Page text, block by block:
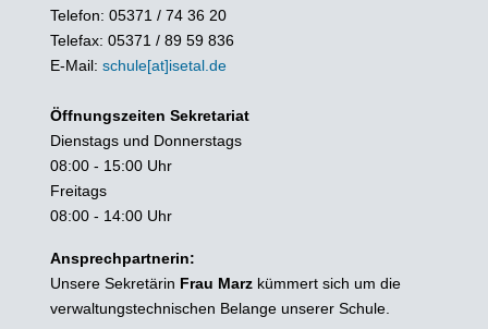
Telefon: 05371 / 74 36 20
Telefax: 05371 / 89 59 836
E-Mail:schule[at]isetal.de
Öffnungszeiten Sekretariat
Dienstags und Donnerstags
08:00 - 15:00 Uhr
Freitags
08:00 - 14:00 Uhr
Ansprechpartnerin:
Unsere Sekretärin Frau Marz kümmert sich um die
verwaltungstechnischen Belange unserer Schule.